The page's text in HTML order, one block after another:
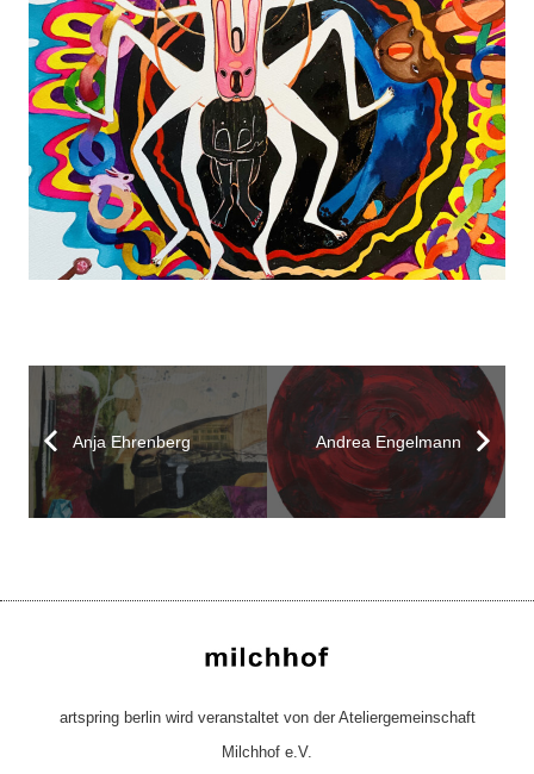
Anja Ehrenberg Andrea Engelmann
artspring berlin wird veranstaltet von der Ateliergemeinschaft
Milchhof e.V.